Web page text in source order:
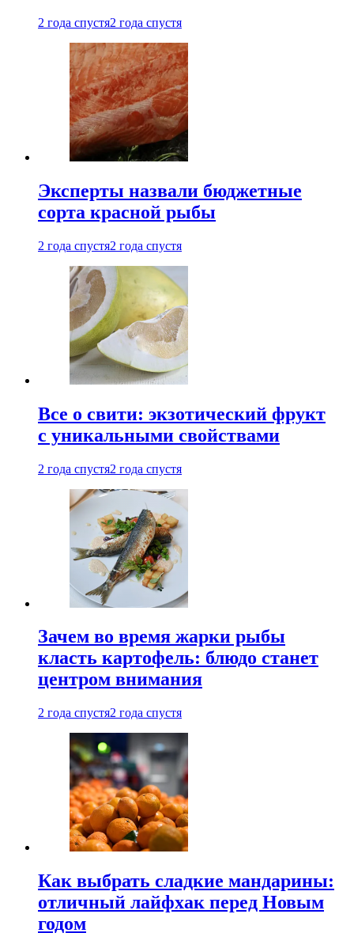
2 года спустя2 года спустя
Эксперты назвали бюджетные
сорта красной рыбы
2 года спустя2 года спустя
Все о свити: экзотический фрукт
с уникальными свойствами
2 года спустя2 года спустя
Зачем во время жарки рыбы
класть картофель: блюдо станет
центром внимания
2 года спустя2 года спустя
Как выбрать сладкие мандарины:
отличный лайфхак перед Новым
годом